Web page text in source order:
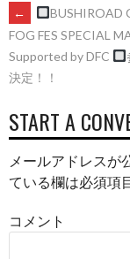
POST
←
BUSHIROAD
FOG FES SPECIAL
Supported by DFC
決定！！
START A
メールアドレスが
ている欄は必須項
コメント